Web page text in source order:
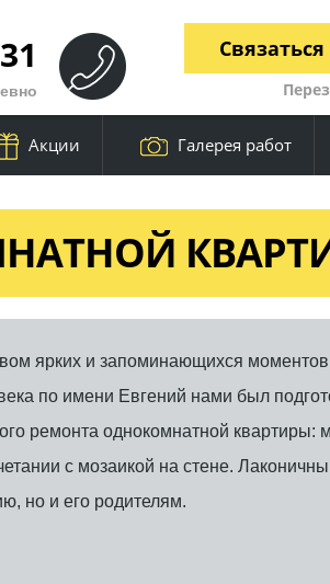
Акции Галерея работ
ярких и запоминающихся
по имени Евгений нами был
ремонта однокомнатной квартиры:
с мозаикой на стене.
но и его родителям.